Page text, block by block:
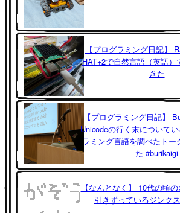
【プログラミング日記】
HAT+2で自然言語（英語）
きた
【プログラミング日記】
Unicodeの行く末について
ラミング言語を調べたトー
た #burikaigi
【なんとなく】 10代の頃
引きずっているジンク